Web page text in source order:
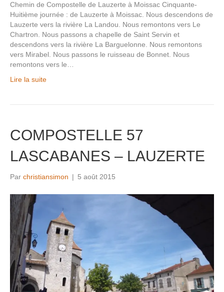
Chemin de Compostelle de Lauzerte à Moissac Cinquante-
Huitième journée : de Lauzerte à Moissac. Nous descendons de
Lauzerte vers la rivière La Landou. Nous remontons vers Le
Chartron. Nous passons a chapelle de Saint Servin et
descendons vers la rivière La Barguelonne. Nous remontons
vers Mirabel. Nous passons le ruisseau de Bonnet. Nous
remontons vers le…
Lire la suite
COMPOSTELLE 57
LASCABANES – LAUZERTE
Par christiansimon | 5 août 2015